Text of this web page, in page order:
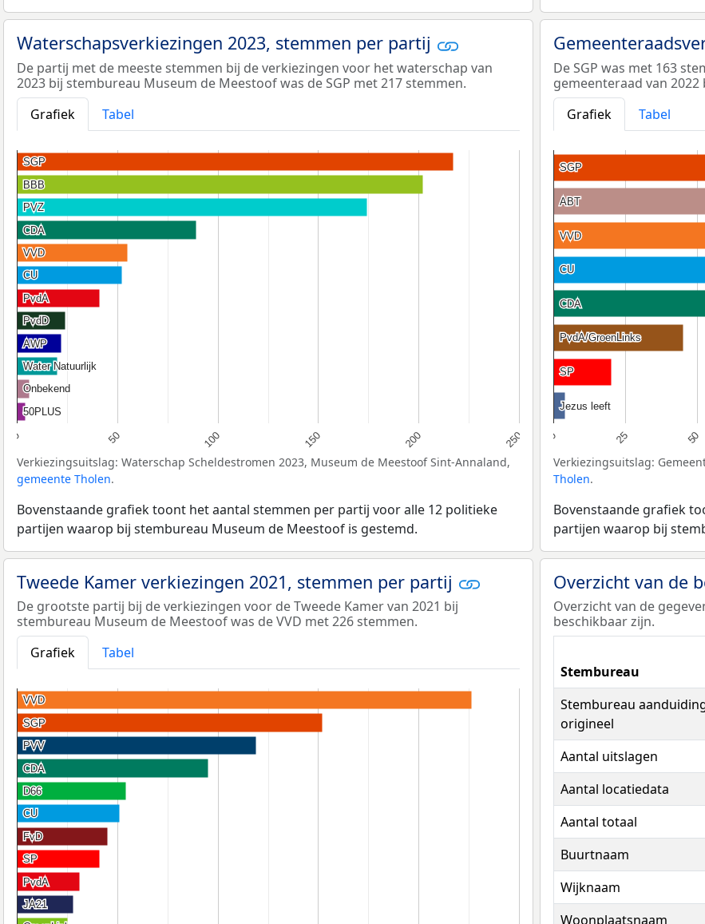
Waterschapsverkiezingen 2023, stemmen per partij
De partij met de meeste stemmen bij de verkiezingen voor het waterschap van
2023 bij stembureau Museum de Meestoof was de SGP met 217 stemmen.
Grafiek
Tabel
0 50 100 150 200 250
SGP
SGP
BBB
BBB
PVZ
PVZ
CDA
CDA
VVD
VVD
CU
CU
PvdA
PvdA
PvdD
PvdD
AWP
AWP
Water Natuurlijk
Water Natuurlijk
Onbekend
Onbekend
50PLUS
50PLUS
Verkiezingsuitslag: Waterschap Scheldestromen 2023, Museum de Meestoof Sint-Annaland,
gemeente Tholen.
Bovenstaande grafiek toont het aantal stemmen per partij voor alle 12 politieke
partijen waarop bij stembureau Museum de Meestoof is gestemd.
De SGP was met 163
gemeenteraad van
Grafiek
Tabel
0 25 50
SGP
SGP
ABT
ABT
VVD
VVD
CU
CU
CDA
CDA
PvdA/GroenLinks
PvdA/GroenLinks
SP
SP
Jezus leeft
Jezus leeft
Verkiezingsuitslag:
Tholen.
Bovenstaande grafiek
partijen waarop bij
Tweede Kamer verkiezingen 2021, stemmen per partij
De grootste partij bij de verkiezingen voor de Tweede Kamer van 2021 bij
stembureau Museum de Meestoof was de VVD met 226 stemmen.
Grafiek
Tabel
VVD
VVD
SGP
SGP
PVV
PVV
CDA
CDA
D66
D66
CU
CU
FvD
FvD
SP
SP
PvdA
PvdA
JA21
JA21
Overzicht van de
Overzicht van de
beschikbaar zijn.
Stembureau
Stembureau
origineel
Aantal uitslagen
Aantal locatiedata
Aantal totaal
Buurtnaam
Wijknaam
Woonplaatsnaam